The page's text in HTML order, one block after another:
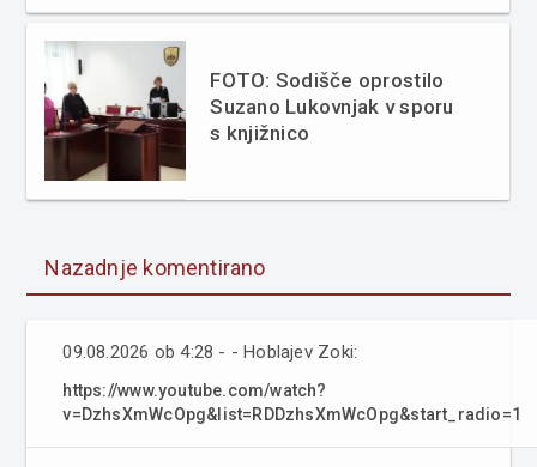
FOTO: Sodišče oprostilo
Suzano Lukovnjak v sporu
s knjižnico
Nazadnje komentirano
09.08.2026 ob 4:28 - - Hoblajev Zoki:
https://www.youtube.com/watch?
v=DzhsXmWcOpg&list=RDDzhsXmWcOpg&start_radio=1